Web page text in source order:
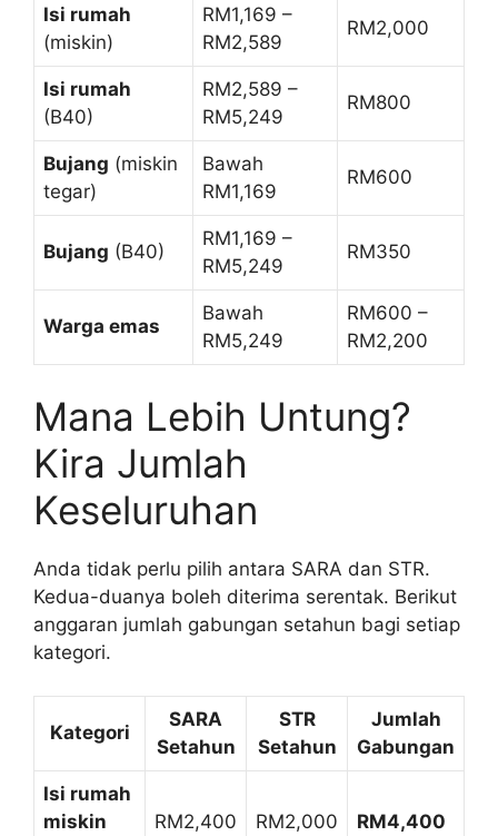
Isi rumah
(miskin)
RM1,169 –
RM2,589
RM2,000
Isi rumah
(B40)
RM2,589 –
RM5,249
RM800
Bujang (miskin
tegar)
Bawah
RM1,169
RM600
Bujang (B40)
RM1,169 –
RM5,249
RM350
Warga emas
Bawah
RM5,249
RM600 –
RM2,200
Mana Lebih Untung?
Kira Jumlah
Keseluruhan
Anda tidak perlu pilih antara SARA dan STR.
Kedua-duanya boleh diterima serentak. Berikut
anggaran jumlah gabungan setahun bagi setiap
kategori.
Kategori
SARA
Setahun
STR
Setahun
Jumlah
Gabungan
Isi rumah
miskin
RM2,400 RM2,000 RM4,400